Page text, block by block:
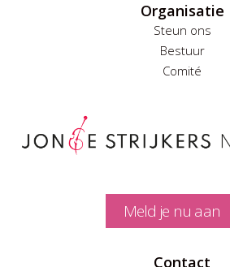
Organisatie
Steun ons
Bestuur
Comité
Meld je nu aan
Contact